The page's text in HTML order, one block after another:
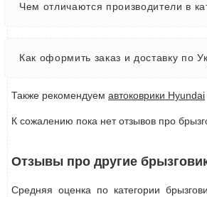
Чем отличаются производители в
Как оформить заказ и доставку по
Также рекомендуем автоковрики Hyundai
К сожалению пока нет отзывов про
Отзывы про другие
Средняя оценка по категории